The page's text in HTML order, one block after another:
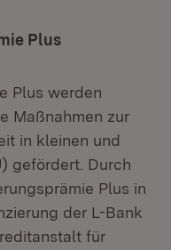
Plus
Plus werden
Maßnahmen zur
in kleinen und
gefördert. Durch
Plus in
der L-Bank
für